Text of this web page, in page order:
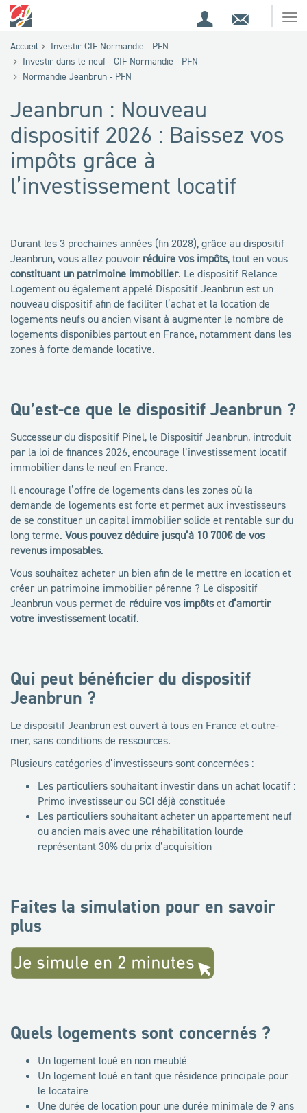
de
EspaceContact
Accueil
Investir CIF Normandie - PFN
Investir dans le neuf - CIF Normandie - PFN
Normandie Jeanbrun - PFN
Jeanbrun : Nouveau
dispositif 2026 : Baissez vos
impôts grâce à
l’investissement locatif
Durant les 3 prochaines années (fin 2028), grâce au dispositif
Jeanbrun, vous allez pouvoir réduire vos impôts, tout en vous
constituant un patrimoine immobilier. Le dispositif Relance
Logement ou également appelé Dispositif Jeanbrun est un
nouveau dispositif afin de faciliter l’achat et la location de
logements neufs ou ancien visant à augmenter le nombre de
logements disponibles partout en France, notamment dans les
zones à forte demande locative.
Qu’est-ce que le dispositif Jeanbrun ?
Successeur du dispositif Pinel, le Dispositif Jeanbrun, introduit
par la loi de finances 2026, encourage l’investissement locatif
immobilier dans le neuf en France.
Il encourage l’offre de logements dans les zones où la
demande de logements est forte et permet aux investisseurs
de se constituer un capital immobilier solide et rentable sur du
long terme. Vous pouvez déduire jusqu’à 10 700€ de vos
revenus imposables.
Vous souhaitez acheter un bien afin de le mettre en location et
créer un patrimoine immobilier pérenne ? Le dispositif
Jeanbrun vous permet de réduire vos impôtset d’amortir
votre investissement locatif.
Qui peut bénéficier du dispositif
Jeanbrun ?
Le dispositif Jeanbrun est ouvert à tous en France et outre-
mer, sans conditions de ressources.
Plusieurs catégories d’investisseurs sont concernées :
Les particuliers souhaitant investir dans un achat locatif :
Primo investisseur ou SCI déjà constituée
Les particuliers souhaitant acheter un appartement neuf
ou ancien mais avec une réhabilitation lourde
représentant 30% du prix d’acquisition
Faites la simulation pour en savoir
plus
Quels logements sont concernés ?
Un logement loué en non meublé
Un logement loué en tant que résidence principale pour
le locataire
Une durée de location pour une durée minimale de 9 ans